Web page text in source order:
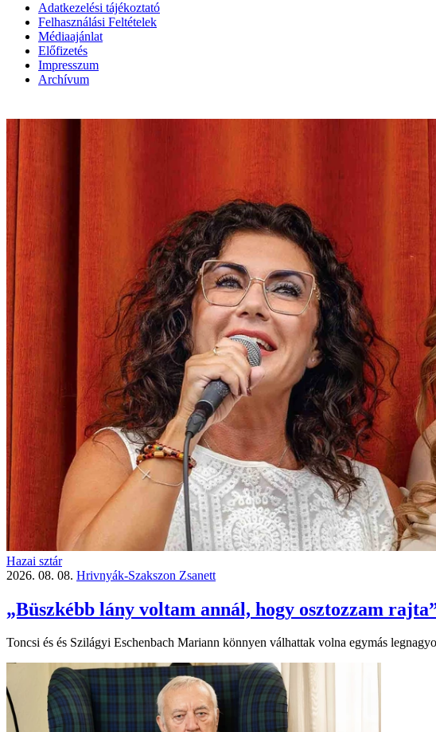
Adatkezelési tájékoztató
Felhasználási Feltételek
Médiaajánlat
Előfizetés
Impresszum
Archívum
Hazai sztár
2026. 08. 08. Hrivnyák-Szakszon Zsanett
„Büszkébb lány voltam annál, hogy osztozzam
Toncsi és és Szilágyi Eschenbach Mariann könnyen válhattak volna egymás